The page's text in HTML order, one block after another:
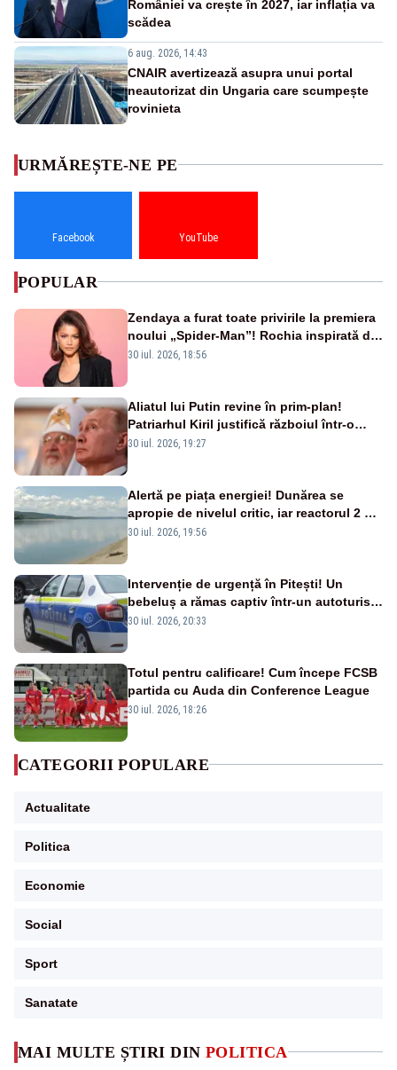
României va crește în 2027, iar inflația va
scădea
6 aug. 2026, 14:43
CNAIR avertizează asupra unui portal
neautorizat din Ungaria care scumpește
rovinieta
MAI MULTE ȘTIRI DIN POLITICA
URMĂREȘTE-NE PE
Facebook YouTube
POPULAR
Zendaya a furat toate privirile la premiera
noului „Spider-Man”! Rochia inspirată de
pânza de păianjen a făcut senzație
30 iul. 2026, 18:56
Aliatul lui Putin revine în prim-plan!
Patriarhul Kiril justifică războiul într-o
nouă carte
30 iul. 2026, 19:27
Alertă pe piața energiei! Dunărea se
apropie de nivelul critic, iar reactorul 2 de
la Cernavodă ar putea fi oprit
30 iul. 2026, 19:56
Intervenție de urgență în Pitești! Un
bebeluș a rămas captiv într-un autoturism
din cauza unei defecțiuni
30 iul. 2026, 20:33
Totul pentru calificare! Cum începe FCSB
partida cu Auda din Conference League
30 iul. 2026, 18:26
CATEGORII POPULARE
Actualitate
Politica
Economie
Social
Sport
Sanatate